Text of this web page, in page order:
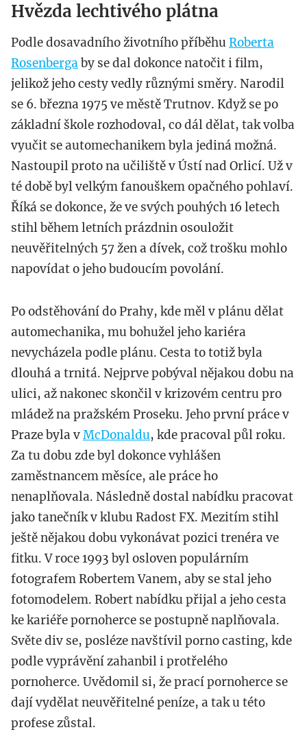
Hvězda lechtivého plátna
Podle dosavadního životního příběhu Roberta
Rosenberga by se dal dokonce natočit i film,
jelikož jeho cesty vedly různými směry. Narodil
se 6. března 1975 ve městě Trutnov. Když se po
základní škole rozhodoval, co dál dělat, tak volba
vyučit se automechanikem byla jediná možná.
Nastoupil proto na učiliště v Ústí nad Orlicí. Už v
té době byl velkým fanouškem opačného pohlaví.
Říká se dokonce, že ve svých pouhých 16 letech
stihl během letních prázdnin osouložit
neuvěřitelných 57 žen a dívek, což trošku mohlo
napovídat o jeho budoucím povolání.
Po odstěhování do Prahy, kde měl v plánu dělat
automechanika, mu bohužel jeho kariéra
nevycházela podle plánu. Cesta to totiž byla
dlouhá a trnitá. Nejprve pobýval nějakou dobu na
ulici, až nakonec skončil v krizovém centru pro
mládež na pražském Proseku. Jeho první práce v
Praze byla vMcDonaldu, kde pracoval půl roku.
Za tu dobu zde byl dokonce vyhlášen
zaměstnancem měsíce, ale práce ho
nenaplňovala. Následně dostal nabídku pracovat
jako tanečník v klubu Radost FX. Mezitím stihl
ještě nějakou dobu vykonávat pozici trenéra ve
fitku. V roce 1993 byl osloven populárním
fotografem Robertem Vanem, aby se stal jeho
fotomodelem. Robert nabídku přijal a jeho cesta
ke kariéře pornoherce se postupně naplňovala.
Světe div se, posléze navštívil porno casting, kde
podle vyprávění zahanbil i protřelého
pornoherce. Uvědomil si, že prací pornoherce se
dají vydělat neuvěřitelné peníze, a tak u této
profese zůstal.